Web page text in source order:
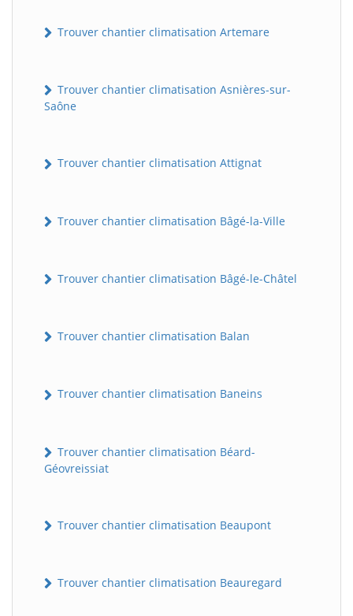
Trouver chantier climatisation Artemare
Trouver chantier climatisation Asnières-sur-
Saône
Trouver chantier climatisation Attignat
Trouver chantier climatisation Bâgé-la-Ville
Trouver chantier climatisation Bâgé-le-Châtel
Trouver chantier climatisation Balan
Trouver chantier climatisation Baneins
Trouver chantier climatisation Béard-
Géovreissiat
Trouver chantier climatisation Beaupont
Trouver chantier climatisation Beauregard